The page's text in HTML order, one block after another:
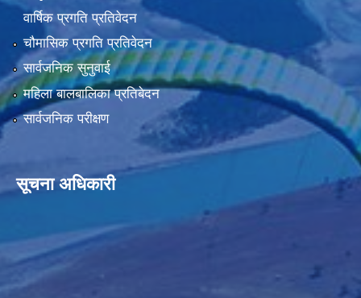
वार्षिक प्रगति प्रतिवेदन
चौमासिक प्रगति प्रतिवेदन
सार्वजनिक सुनुवाई
महिला बालबालिका प्रतिबेदन
सार्वजनिक परीक्षण
सूचना अधिकारी